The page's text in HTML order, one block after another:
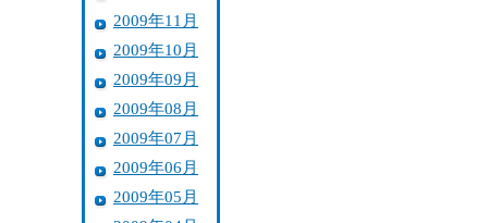
2009年11月
2009年10月
2009年09月
2009年08月
2009年07月
2009年06月
2009年05月